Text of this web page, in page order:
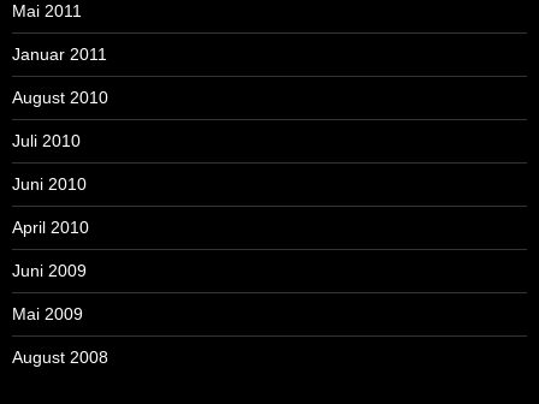
Mai 2011
Januar 2011
August 2010
Juli 2010
Juni 2010
April 2010
Juni 2009
Mai 2009
August 2008